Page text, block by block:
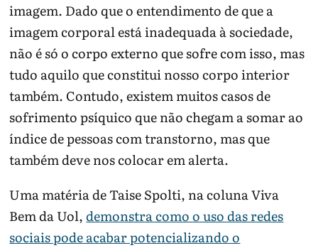
imagem. Dado que o entendimento de que a
imagem corporal está inadequada à sociedade,
não é só o corpo externo que sofre com isso, mas
tudo aquilo que constitui nosso corpo interior
também. Contudo, existem muitos casos de
sofrimento psíquico que não chegam a somar ao
índice de pessoas com transtorno, mas que
também deve nos colocar em alerta.
Uma matéria de Taise Spolti, na coluna Viva
Bem da Uol,demonstra como o uso das redes
sociais pode acabar potencializando o